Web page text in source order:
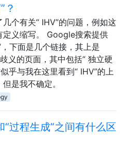
？
个有关“ IHV”的问题，例如这
定义缩写。 Google搜索提供
，下面是几个链接，其上是
义的页面，其中包括“ 独立硬
乎与我在这里看到“ IHV”的上
是我不确定。
“过程生成”之间有什么区